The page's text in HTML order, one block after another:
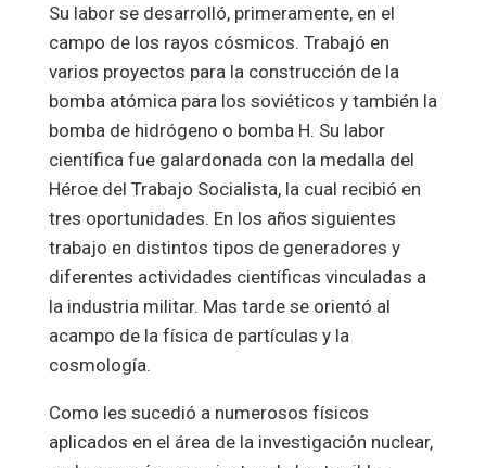
Su labor se desarrolló, primeramente, en el
campo de los rayos cósmicos. Trabajó en
varios proyectos para la construcción de la
bomba atómica para los soviéticos y también la
bomba de hidrógeno o bomba H. Su labor
científica fue galardonada con la medalla del
Héroe del Trabajo Socialista, la cual recibió en
tres oportunidades. En los años siguientes
trabajo en distintos tipos de generadores y
diferentes actividades científicas vinculadas a
la industria militar. Mas tarde se orientó al
acampo de la física de partículas y la
cosmología.
Como les sucedió a numerosos físicos
aplicados en el área de la investigación nuclear,